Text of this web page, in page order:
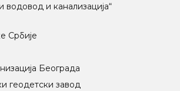
водовод и канализација“
Србије
Београда
геодетски завод